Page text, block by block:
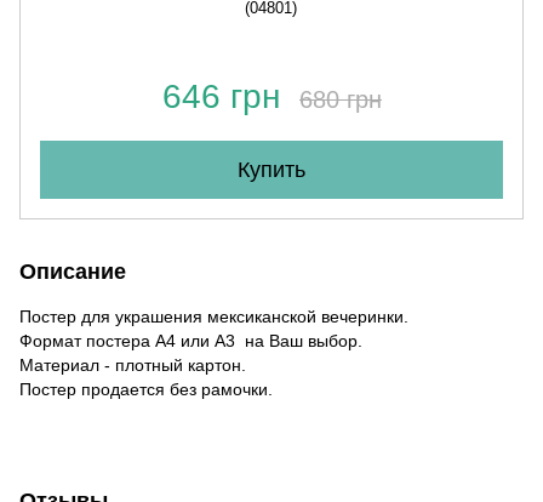
(04801)
646 грн 680 грн
Купить
Описание
Постер для украшения мексиканской вечеринки.
Формат постера А4 или А3 на Ваш выбор.
Материал - плотный картон.
Постер продается без рамочки.